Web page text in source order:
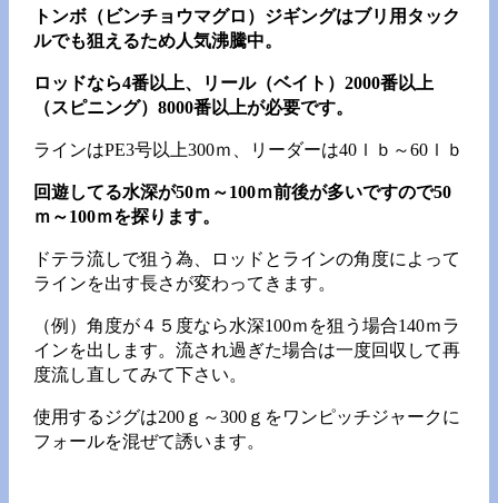
トンボ（ビンチョウマグロ）ジギングはブリ用タック
ルでも狙えるため人気沸騰中。
ロッドなら4番以上、リール（ベイト）2000番以上
（スピニング）8000番以上が必要です。
ラインはPE3号以上300ｍ、リーダーは40ｌｂ～60ｌｂ
回遊してる水深が50ｍ～100ｍ前後が多いですので50
ｍ～100ｍを探ります。
ドテラ流しで狙う為、ロッドとラインの角度によって
ラインを出す長さが変わってきます。
（例）角度が４５度なら水深100ｍを狙う場合140ｍラ
インを出します。流され過ぎた場合は一度回収して再
度流し直してみて下さい。
使用するジグは200ｇ～300ｇをワンピッチジャークに
フォールを混ぜて誘います。